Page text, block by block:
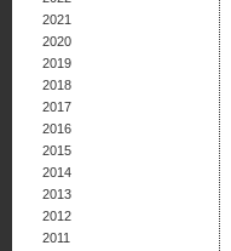
2021
2020
2019
2018
2017
2016
2015
2014
2013
2012
2011